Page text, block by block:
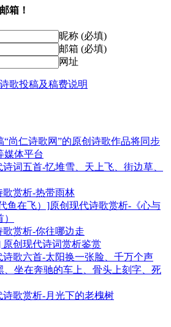
箱！
昵称 (必填)
邮箱 (必填)
网址
“尚仁诗歌网”的原创诗歌作品将同步
媒体平台
词五首-忆堆雪、天上飞、街边草、
赏析-热带雨林
鱼在飞）]原创现代诗歌赏析-《心与
赏析-你往哪边走
创现代诗词赏析鉴赏
歌六首-太阳换一张脸、千万个声
、坐在奔驰的车上、骨头上刻字、死
歌赏析-月光下的老槐树